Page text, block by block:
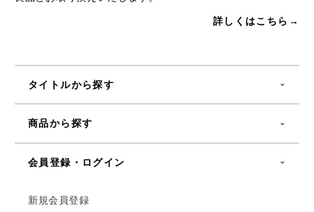
詳しくはこちら→
タイトルから探す
商品から探す
会員登録・ログイン
新規会員登録